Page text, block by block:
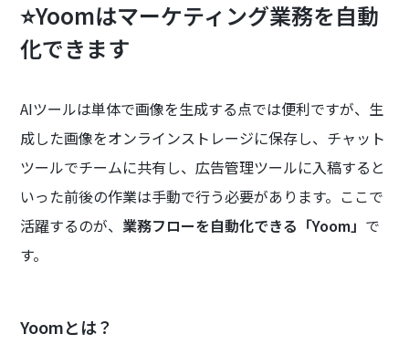
⭐Yoomはマーケティング業務を自動
化できます
AIツールは単体で画像を生成する点では便利ですが、生
成した画像をオンラインストレージに保存し、チャット
ツールでチームに共有し、広告管理ツールに入稿すると
いった前後の作業は手動で行う必要があります。ここで
活躍するのが、 業務フローを自動化できる「Yoom」 で
す。
Yoomとは？